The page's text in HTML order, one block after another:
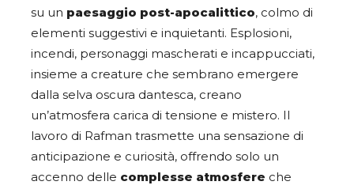
su un paesaggio post-apocalittico, colmo di
elementi suggestivi e inquietanti. Esplosioni,
incendi, personaggi mascherati e incappucciati,
insieme a creature che sembrano emergere
dalla selva oscura dantesca, creano
un’atmosfera carica di tensione e mistero. Il
lavoro di Rafman trasmette una sensazione di
anticipazione e curiosità, offrendo solo un
accenno delle complesse atmosfere che